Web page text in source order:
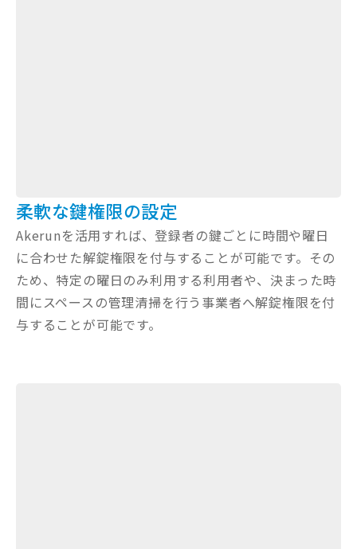
柔軟な鍵権限の設定
Akerunを活用すれば、登録者の鍵ごとに時間や曜日
に合わせた解錠権限を付与することが可能です。その
ため、特定の曜日のみ利用する利用者や、決まった時
間にスペースの管理清掃を行う事業者へ解錠権限を付
与することが可能です。